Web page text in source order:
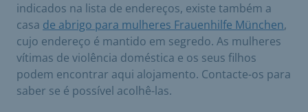
indicados na lista de endereços, existe também a
casa de abrigo para mulheres Frauenhilfe München,
cujo endereço é mantido em segredo. As mulheres
vítimas de violência doméstica e os seus filhos
podem encontrar aqui alojamento. Contacte-os para
saber se é possível acolhê-las.